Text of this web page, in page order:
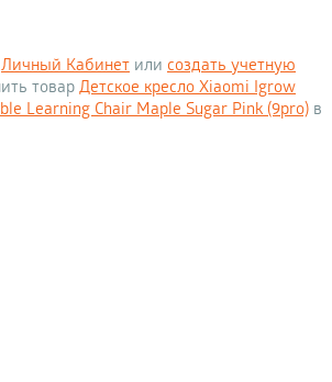
Личный Кабинет или создать учетную
товарДетское кресло Xiaomi Igrow
Learning Chair Maple Sugar Pink (9pro) в